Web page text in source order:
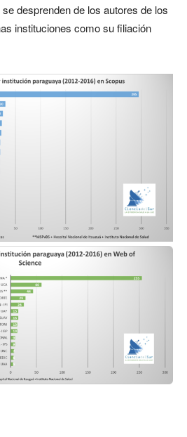
desprenden de los autores de los
instituciones como su filiación